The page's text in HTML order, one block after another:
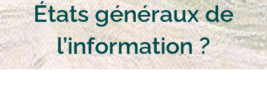
Actualités
Contact
États généraux de
l’information ?